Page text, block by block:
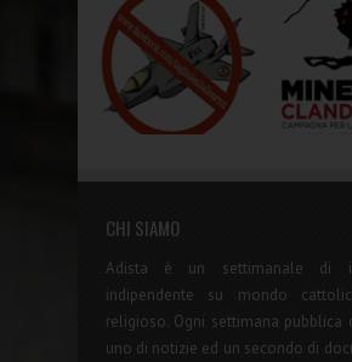
CHI SIAMO
Adista è un settimanale di
indipendente su mondo
religioso. Ogni settimana pubblica
uno di notizie ed un secondo di